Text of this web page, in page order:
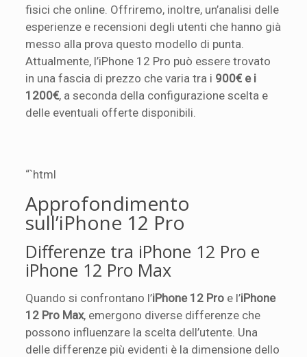
fisici che online. Offriremo, inoltre, un’analisi delle
esperienze e recensioni degli utenti che hanno già
messo alla prova questo modello di punta.
Attualmente, l’iPhone 12 Pro può essere trovato
in una fascia di prezzo che varia tra i 900€ e i
1200€, a seconda della configurazione scelta e
delle eventuali offerte disponibili.
“`html
Approfondimento
sull’iPhone 12 Pro
Differenze tra iPhone 12 Pro e
iPhone 12 Pro Max
Quando si confrontano l’iPhone 12 Pro e l’iPhone
12 Pro Max, emergono diverse differenze che
possono influenzare la scelta dell’utente. Una
delle differenze più evidenti è la dimensione dello